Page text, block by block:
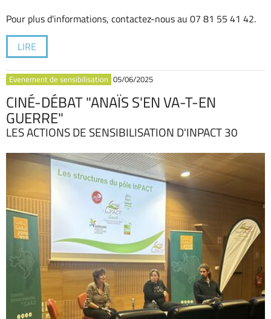
Pour plus d'informations, contactez-nous au 07 81 55 41 42.
LIRE
Evenement de sensibilisation 05/06/2025
CINÉ-DÉBAT "ANAÏS S'EN VA-T-EN
GUERRE"
LES ACTIONS DE SENSIBILISATION D'INPACT 30